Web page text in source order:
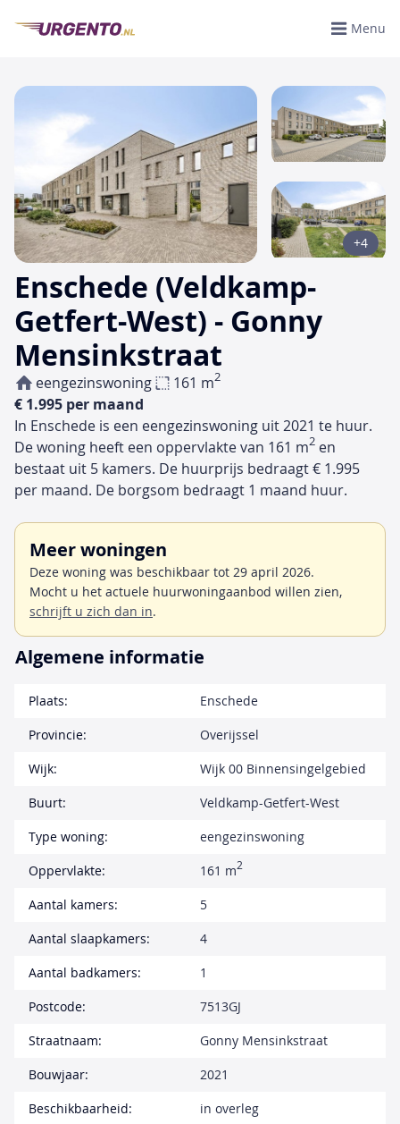
Menu
Enschede (Veldkamp-
Getfert-West) - Gonny
Mensinkstraat
eengezinswoning 161 m2
€ 1.995 per maand
+4
In Enschede is een eengezinswoning uit 2021 te huur.
De woning heeft een oppervlakte van 161 m2 en
bestaat uit 5 kamers. De huurprijs bedraagt € 1.995
per maand. De borgsom bedraagt 1 maand huur.
Meer woningen
Deze woning was beschikbaar tot 29 april 2026.
Mocht u het actuele huurwoningaanbod willen zien,
schrijft u zich dan in.
Algemene informatie
Plaats:
Enschede
Provincie:
Overijssel
Wijk:
Wijk 00 Binnensingelgebied
Buurt:
Veldkamp-Getfert-West
Type woning:
eengezinswoning
Oppervlakte:
161 m2
Aantal kamers:
5
Aantal slaapkamers:
4
Aantal badkamers:
1
Postcode:
7513GJ
Straatnaam:
Gonny Mensinkstraat
Bouwjaar:
2021
Beschikbaarheid:
in overleg